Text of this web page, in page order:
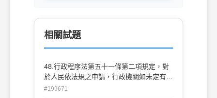
相關試題
48.行政程序法第五十一條第二項規定，對
於人民依法規之申請，行政機關如未定有處
理期間並公告者，其處理期間為？ (A) 十天
#199671